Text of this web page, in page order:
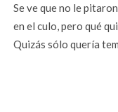
Se ve que no le
en el culo, pero qué
Quizás sólo quería